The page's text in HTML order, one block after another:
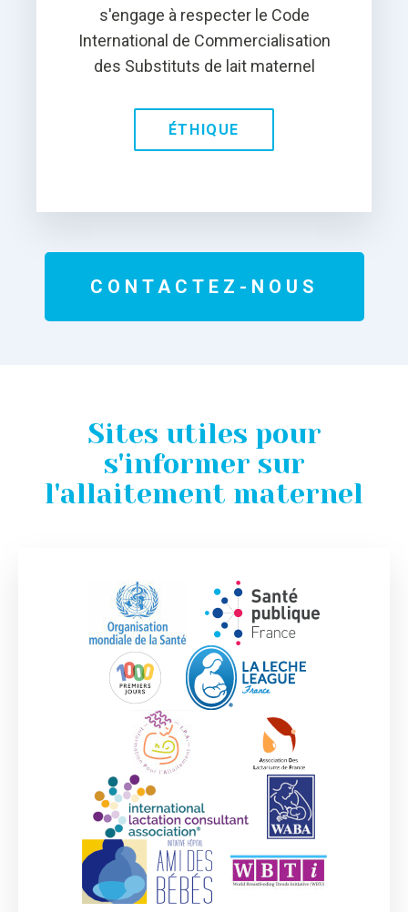
s'engage à respecter le Code
International de Commercialisation
des Substituts de lait maternel
ÉTHIQUE
CONTACTEZ-NOUS
Sites utiles pour
s'informer sur
l'allaitement maternel